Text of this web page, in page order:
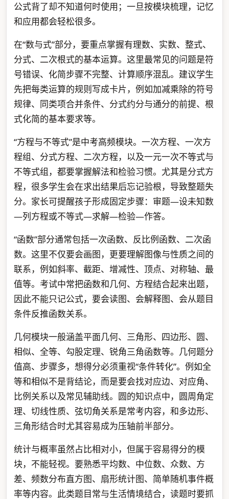
公式背了却不知道何时使用；一旦按模块梳理，记忆
和应用都会轻松很多。
在“数与式”部分，要重点掌握有理数、实数、整式、
分式、二次根式的基本运算。这里最常见的问题是符
号错误、化简步骤不完整、计算顺序混乱。建议学生
先把每类运算的规则写成卡片，例如加减乘除的符号
规律、同类项合并条件、分式约分与通分的前提、根
式化简的基本要求等。
“方程与不等式”是中考高频模块。一次方程、一次方
程组、分式方程、二次方程，以及一元一次不等式与
不等式组，都要掌握解法和检验习惯。尤其是分式方
程，很多学生会在求出结果后忘记验根，导致整题失
分。家长可提醒孩子形成固定步骤：审题—设未知数
—列方程或不等式—求解—检验—作答。
“函数”部分通常包括一次函数、反比例函数、二次函
数。这里不仅要会画图，更要理解图像与性质之间的
联系，例如斜率、截距、增减性、顶点、对称轴、最
值等。考试中常把函数和几何、方程结合起来出题，
因此不能只记公式，要会读图、会解释图、会从题目
条件反推函数关系。
几何模块一般涵盖平面几何、三角形、四边形、圆、
相似、全等、勾股定理、锐角三角函数等。几何题分
值高、步骤多，想得分必须重视“条件转化”。例如全
等和相似不是背结论，而是要会找对应边、对应角、
比例关系以及常见辅助线。圆的知识点中，圆周角定
理、切线性质、弦切角关系是常考内容，和多边形、
三角形结合时尤其容易成为压轴前半部分。
统计与概率虽然占比相对小，但属于容易得分的模
块，不能轻视。要熟悉平均数、中位数、众数、方
差、频数分布直方图、扇形统计图、简单随机事件概
率等内容。此类题目常与生活情境结合，读题时要抓